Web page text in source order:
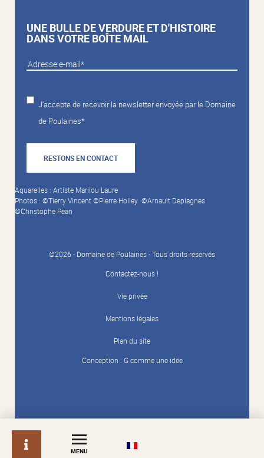
info
MENU
UNE BULLE DE VERDURE ET D'HISTOIRE
DANS VOTRE BOÎTE MAIL
J'accepte de recevoir la newsletter envoyée par le Domaine
de Poulaines*
RESTONS EN CONTACT
Aquarelles : Artiste Marilou Laure
Photos : ©Tierry Vincent ©Pierre Holley ©Arnault Deplagnes
©Christophe Pean
©2026 - Domaine de Poulaines - Tous droits réservés
Contactez-nous !
Vie privée
Mentions légales
Plan du site
Conception : G comme une idée